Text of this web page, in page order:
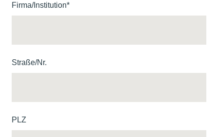
Firma/Institution*
Straße/Nr.
PLZ